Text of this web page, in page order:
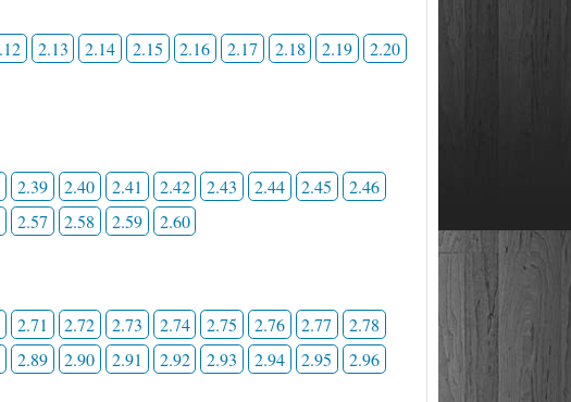
2.13 2.14 2.15 2.16 2.17 2.18 2.19
2.20
2.39 2.40 2.41 2.42 2.43 2.44 2.45
2.46
2.57 2.58 2.59 2.60
2.71 2.72 2.73 2.74 2.75 2.76 2.77
2.78
2.89 2.90 2.91 2.92 2.93 2.94 2.95
2.96